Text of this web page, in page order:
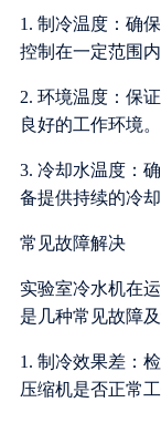
1. 制冷温度：确
控制在一定范围内
2. 环境温度：保
良好的工作环境。
3. 冷却水温度：
备提供持续的冷却
常见故障解决
实验室冷水机在
是几种常见故障
1. 制冷效果差：
压缩机是否正常工